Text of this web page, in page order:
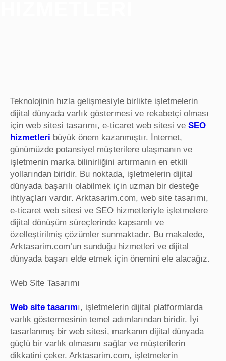
Teknolojinin hızla gelişmesiyle birlikte işletmelerin
dijital dünyada varlık göstermesi ve rekabetçi olması
için web sitesi tasarımı, e-ticaret web sitesi ve SEO
hizmetleri büyük önem kazanmıştır. İnternet,
günümüzde potansiyel müşterilere ulaşmanın ve
işletmenin marka bilinirliğini artırmanın en etkili
yollarından biridir. Bu noktada, işletmelerin dijital
dünyada başarılı olabilmek için uzman bir desteğe
ihtiyaçları vardır. Arktasarim.com, web site tasarımı,
e-ticaret web sitesi ve SEO hizmetleriyle işletmelere
dijital dönüşüm süreçlerinde kapsamlı ve
özelleştirilmiş çözümler sunmaktadır. Bu makalede,
Arktasarim.com’un sunduğu hizmetleri ve dijital
dünyada başarı elde etmek için önemini ele alacağız.
Web Site Tasarımı
Web site tasarımı, işletmelerin dijital platformlarda
varlık göstermesinin temel adımlarından biridir. İyi
tasarlanmış bir web sitesi, markanın dijital dünyada
güçlü bir varlık olmasını sağlar ve müşterilerin
dikkatini çeker. Arktasarim.com, işletmelerin